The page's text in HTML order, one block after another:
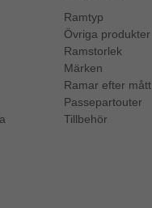
Ramtyp
Övriga produkter
Ramstorlek
Märken
Ramar efter mått
Passepartouter
Tillbehör